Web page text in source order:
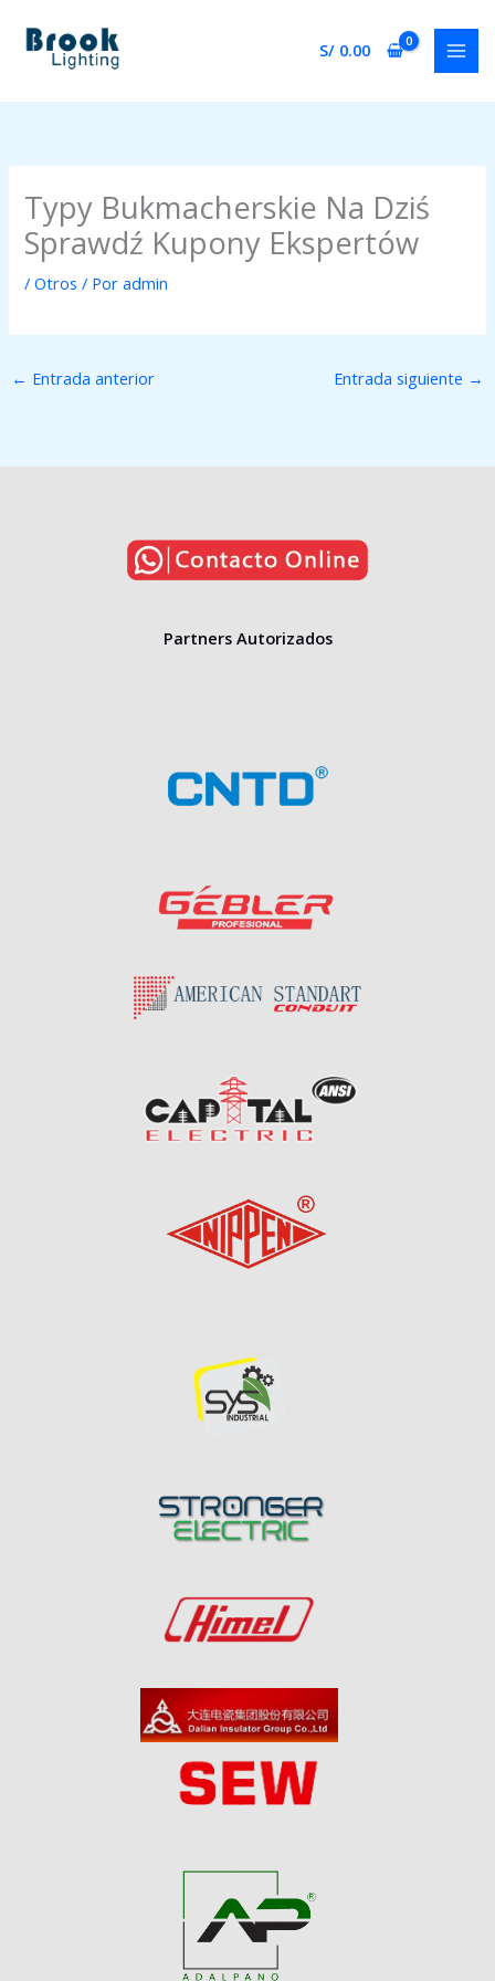
contenido
S/0.00
Typy Bukmacherskie Na Dziś
Sprawdź Kupony Ekspertów
/Otros / Poradmin
← Entrada anterior Entrada siguiente →
Partners Autorizados